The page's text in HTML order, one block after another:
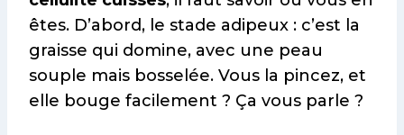
êtes. D’abord, le stade adipeux : c’est la
graisse qui domine, avec une peau
souple mais bosselée. Vous la pincez, et
elle bouge facilement ? Ça vous parle ?